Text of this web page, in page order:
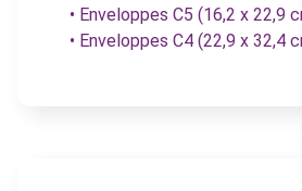
• Enveloppes C5 (16,2 x 22,9
• Enveloppes C4 (22,9 x 32,4